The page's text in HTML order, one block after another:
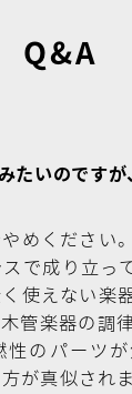
Q&A
たいのですが
めください
で成り立っ
使えない楽
管楽器の調
性のパーツ
が真似され